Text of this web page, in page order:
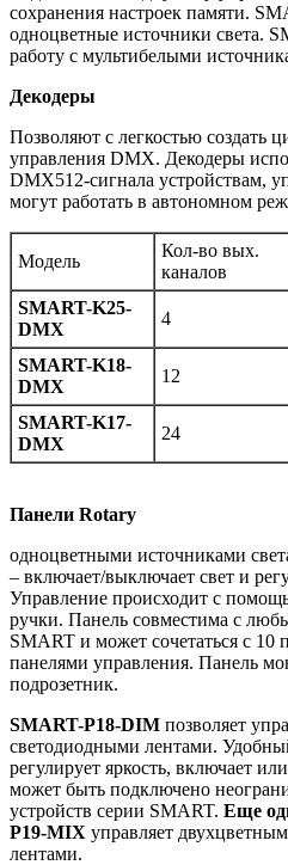
сохранения настроек памяти.
одноцветные источники света.
работу с мультибелыми
Декодеры
Позволяют с легкостью создать
управления DMX. Декодеры
DMX512-сигнала
могут работать в автономном
Модель
Кол-во вых.
каналов
SMART-K25-
DMX
4
SMART-K18-
DMX
12
SMART-K17-
DMX
24
Панели Rotary
одноцветными источниками
– включает/выключает свет и
Управление происходит с
ручки. Панель совместима с
SMART и может сочетаться с 10
панелями управления. Панель
подрозетник.
SMART-P18-DIM позволяет
светодиодными лентами.
регулирует яркость, включает
может быть подключено
устройств серии SMART. Еще
P19-MIX управляет
лентами.